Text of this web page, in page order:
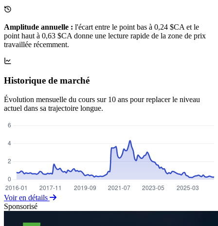
Amplitude annuelle : l'écart entre le point bas à 0,24 $CA et le
point haut à 0,63 $CA donne une lecture rapide de la zone de prix
travaillée récemment.
Historique de marché
Évolution mensuelle du cours sur 10 ans pour replacer le niveau
actuel dans sa trajectoire longue.
Voir en détails
Sponsorisé